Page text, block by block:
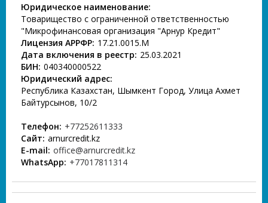
Юридическое наименование:
Товарищество с ограниченной ответственностью
"Микрофинансовая организация "Арнур Кредит"
Лицензия АРРФР: 17.21.0015.М
Дата включения в реестр: 25.03.2021
БИН: 040340000522
Юридический адрес:
Республика Казахстан, Шымкент Город, Улица Ахмет
Байтурсынов, 10/2
Телефон: +77252611333
Сайт: arnurcredit.kz
E-mail: office@arnurcredit.kz
WhatsApp: +77017811314